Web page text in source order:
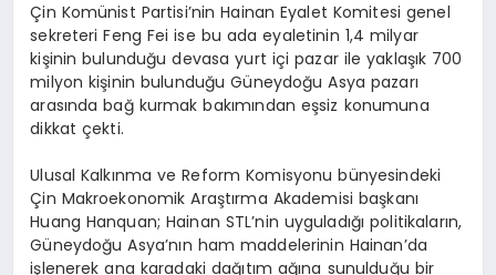
Çin Komünist Partisi’nin Hainan Eyalet Komitesi genel
sekreteri Feng Fei ise bu ada eyaletinin 1,4 milyar
kişinin bulunduğu devasa yurt içi pazar ile yaklaşık 700
milyon kişinin bulunduğu Güneydoğu Asya pazarı
arasında bağ kurmak bakımından eşsiz konumuna
dikkat çekti.
Ulusal Kalkınma ve Reform Komisyonu bünyesindeki
Çin Makroekonomik Araştırma Akademisi başkanı
Huang Hanquan; Hainan STL’nin uyguladığı politikaların,
Güneydoğu Asya’nın ham maddelerinin Hainan’da
işlenerek ana karadaki dağıtım ağına sunulduğu bir